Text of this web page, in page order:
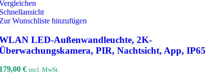
Wunschliste hinzufügen
LED-Außenwandleuchte, 2K-
PIR, Nachtsicht, App, IP65
€ incl. MwSt.